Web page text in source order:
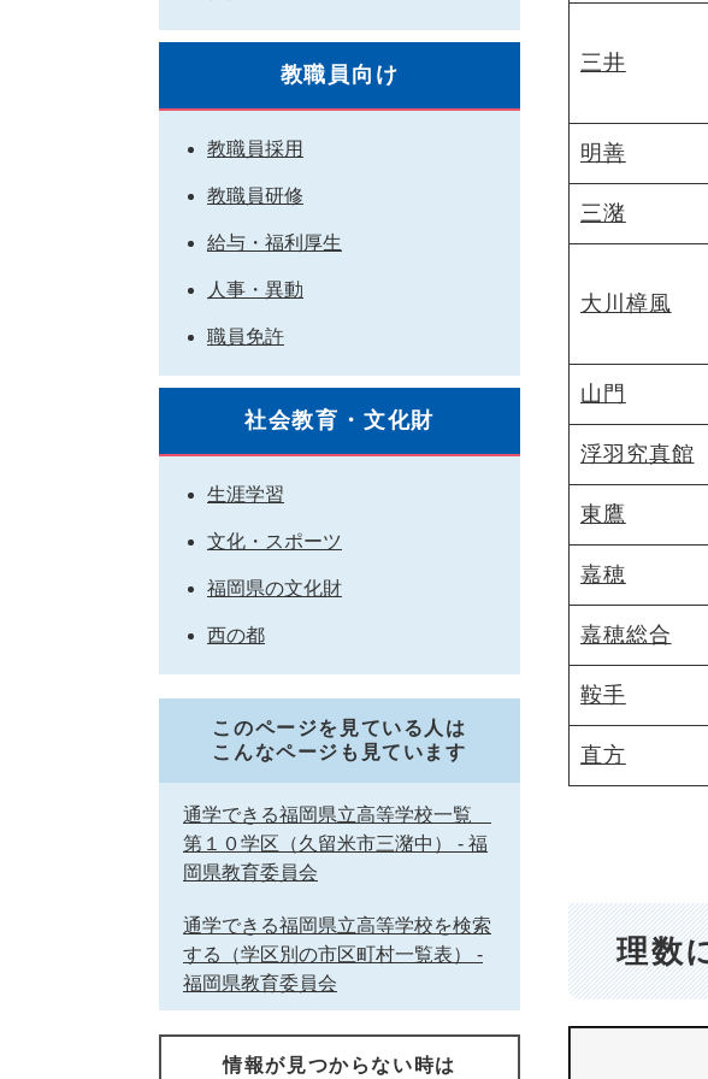
三井
明善
三潴
大川樟風
山門
浮羽究真館
東鷹
嘉穂
嘉穂総合
鞍手
直方
理数
教職員向け
教職員採用
教職員研修
給与・福利厚生
人事・異動
職員免許
社会教育・文化財
生涯学習
文化・スポーツ
福岡県の文化財
西の都
このページを見ている人は
こんなページも見ています
通学できる福岡県立高等学校一覧
第１０学区（久留米市三潴中） - 福
岡県教育委員会
通学できる福岡県立高等学校を検索
する（学区別の市区町村一覧表） -
福岡県教育委員会
情報が見つからない時は